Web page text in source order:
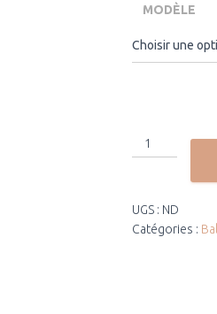
MODÈLE
UGS : ND
Catégories :